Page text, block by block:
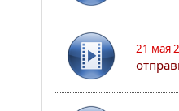
21 мая